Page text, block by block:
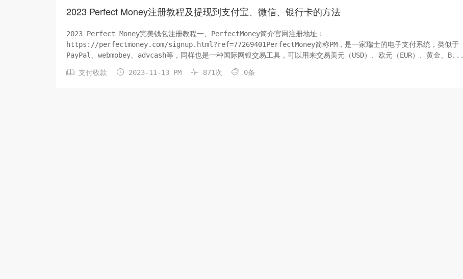
2023 Perfect Money注册教程及提现到支付宝、微信、银行卡的方法
2023 Perfect Money完美钱包注册教程一、PerfectMoney简介官网注册地址：
https://perfectmoney.com/signup.html?ref=77269401PerfectMoney简称PM，是一家瑞士的电子支付系统，类似于
PayPal、webmobey、advcash等，同样也是一种国际网银交易工具，可以用来交易美元（USD）、欧元（EUR）、黄金、B...
 支付收款  2023-11-13 PM  871次  0条